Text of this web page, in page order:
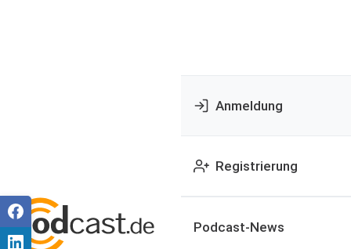
Anmeldung
Registrierung
Podcast-News